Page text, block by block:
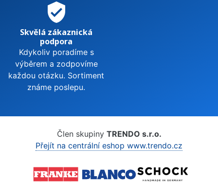
verified_user
Skvělá zákaznická
podpora
Kdykoliv poradíme s
výběrem a zodpovíme
každou otázku. Sortiment
známe poslepu.
Člen skupiny TRENDO s.r.o.
Přejít na centrální eshop www.trendo.cz